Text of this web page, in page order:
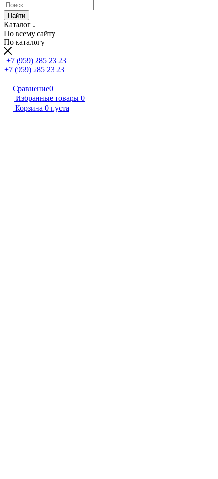
Найти
Каталог
По всему сайту
По каталогу
+7 (959) 285 23 23
+7 (959) 285 23 23
Сравнение0
Избранные товары 0
Корзина 0 пуста